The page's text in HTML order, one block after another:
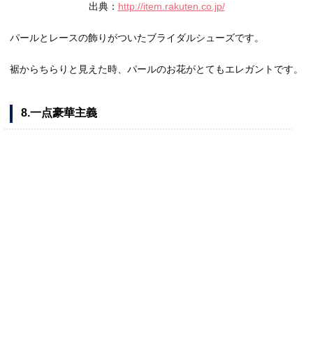
出典： http://item.rakuten.co.jp/
パールとレースの飾りがついたブライダルシューズです。
裾からちらりと見えた時、パールのお花がとてもエレガントです。
8.一点豪華主義